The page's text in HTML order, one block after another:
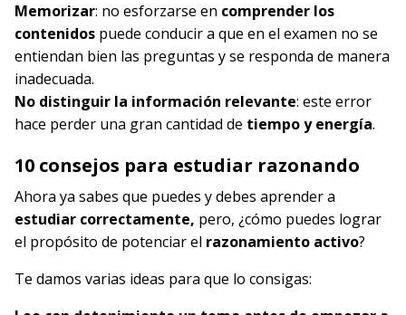
Memorizar: no esforzarse en comprender los
contenidos puede conducir a que en el examen no se
entiendan bien las preguntas y se responda de manera
inadecuada.
No distinguir la información relevante: este error
hace perder una gran cantidad de tiempo y energía.
10 consejos para estudiar razonando
Ahora ya sabes que puedes y debes aprender a
estudiar correctamente, pero, ¿cómo puedes lograr
el propósito de potenciar el razonamiento activo?
Te damos varias ideas para que lo consigas: